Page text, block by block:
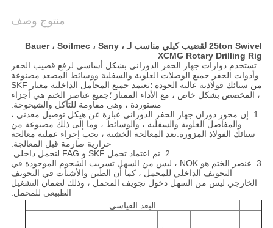
منتوج وصف
25ton Swivel لقضيب كيلي مناسب لـ Bauer ، Soilmec ، Sany ،
XCMG Rotary Drilling Rig
تستخدم دوارات جهاز الحفر الدوراني بشكل أساسي لرفع قضيب الحفر
وأدوات الحفر.جميع الوصلات العلوية والسفلية ووسائط المصعد مصنوعة
من سبائك فولاذية عالية الجودة ؛تعتمد جميع المحامل الداخلية معيار SKF
، المخصص بشكل خاص ، مع الأداء الممتاز ؛جميع عناصر الختم هي أجزاء
مستوردة ، وهي مقاومة للتآكل والشيخوخة.
1. إن محور دوران جهاز الحفر الدوراني عبارة عن هيكل توصيل معدني ،
والمفاصل العلوية والسفلية ، والوسائط ، وما إلى ذلك مصنوعة من
سبائك الفولاذ المزورة.بعد المعالجة الخشنة ، يجب إجراء عملية معالجة
حرارية صارمة قبل المعالجة.
2. تم اعتماد تحمل SKF و FAG لتحمل داخلي.
3. عنصر الختم هو NOK ، ليس من السهل تسريب الشحوم الموجودة في
التجويف الداخلي للمحمل ، كما أن الطين والأشتات في التجويف
الخارجي ليس من السهل دخول تجويف المحمل ، وذلك لضمان التشغيل
الطبيعي للمحمل.
البعد القياسي